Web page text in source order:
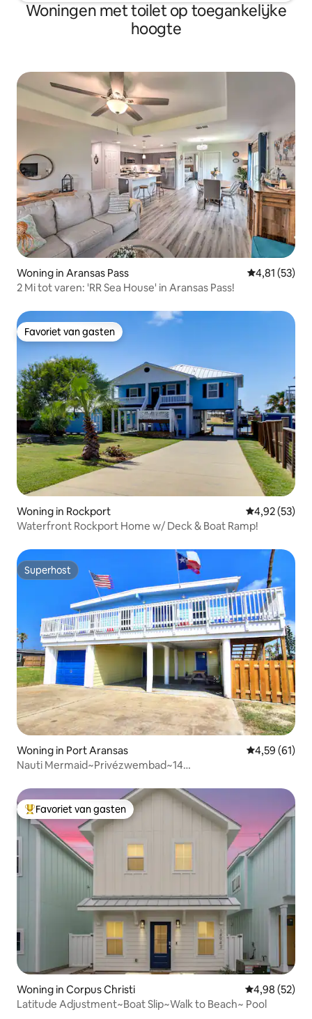
Woningen met toilet op toegankelijke
hoogte
Woning in Aransas Pass Gemiddelde
4,81 (53)
2 Mi tot varen: 'RR Sea House' in Aransas Pass!
Favoriet van gasten
Favoriet van gasten
Woning in Rockport Gemiddelde
4,92 (53)
Waterfront Rockport Home w/ Deck & Boat Ramp!
Superhost
Superhost
Woning in Port Aransas Gemiddelde
4,59 (61)
Nauti Mermaid~Privézwembad~14
Topfavoriet van gasten
Favoriet van gasten
Woning in Corpus Christi Gemiddelde
4,98 (52)
Latitude Adjustment~Boat Slip~Walk to Beach~ Pool